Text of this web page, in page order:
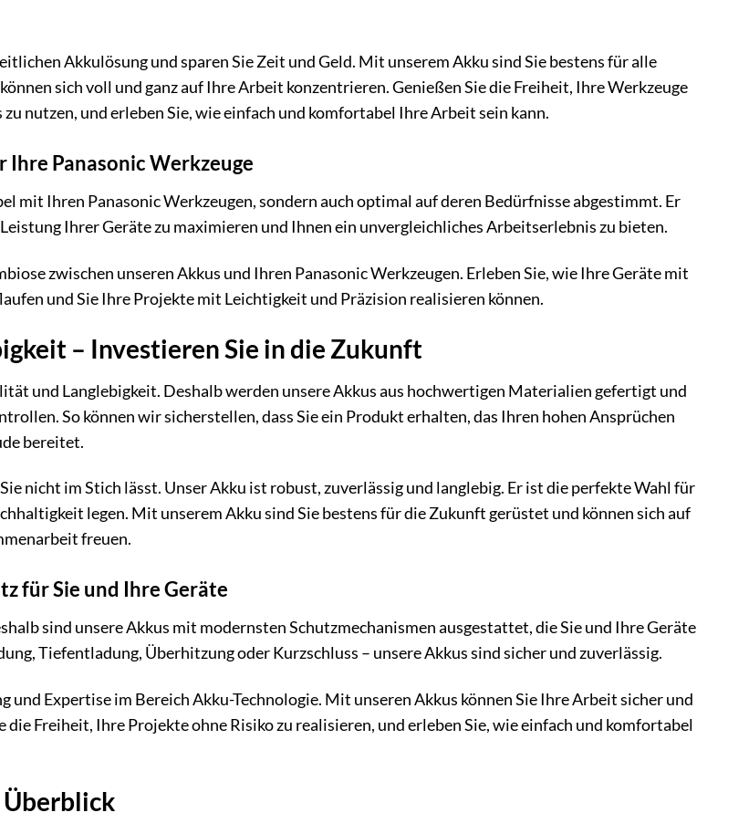
Akkulösung und sparen Sie Zeit und Geld. Mit unserem Akku sind Sie bestens für alle
sich voll und ganz auf Ihre Arbeit konzentrieren. Genießen Sie die Freiheit, Ihre Werkzeuge
nutzen, und erleben Sie, wie einfach und komfortabel Ihre Arbeit sein kann.
Ihre Panasonic Werkzeuge
mit Ihren Panasonic Werkzeugen, sondern auch optimal auf deren Bedürfnisse abgestimmt. Er
Ihrer Geräte zu maximieren und Ihnen ein unvergleichliches Arbeitserlebnis zu bieten.
zwischen unseren Akkus und Ihren Panasonic Werkzeugen. Erleben Sie, wie Ihre Geräte mit
und Sie Ihre Projekte mit Leichtigkeit und Präzision realisieren können.
– Investieren Sie in die Zukunft
und Langlebigkeit. Deshalb werden unsere Akkus aus hochwertigen Materialien gefertigt und
So können wir sicherstellen, dass Sie ein Produkt erhalten, das Ihren hohen Ansprüchen
bereitet.
nicht im Stich lässt. Unser Akku ist robust, zuverlässig und langlebig. Er ist die perfekte Wahl für
legen. Mit unserem Akku sind Sie bestens für die Zukunft gerüstet und können sich auf
freuen.
für Sie und Ihre Geräte
sind unsere Akkus mit modernsten Schutzmechanismen ausgestattet, die Sie und Ihre Geräte
Tiefentladung, Überhitzung oder Kurzschluss – unsere Akkus sind sicher und zuverlässig.
und Expertise im Bereich Akku-Technologie. Mit unseren Akkus können Sie Ihre Arbeit sicher und
die Freiheit, Ihre Projekte ohne Risiko zu realisieren, und erleben Sie, wie einfach und komfortabel
Überblick